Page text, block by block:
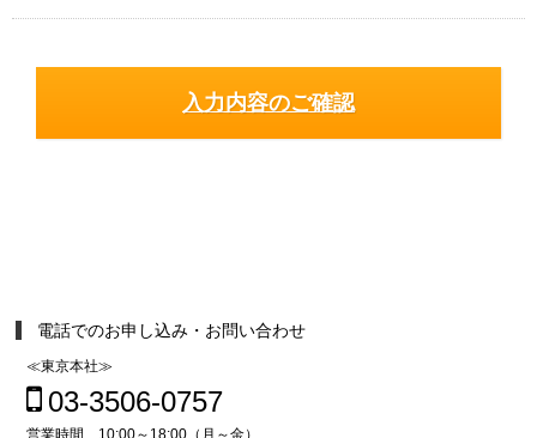
電話でのお申し込み・お問い合わせ
≪東京本社≫
03-3506-0757
営業時間 10:00～18:00（月～金）